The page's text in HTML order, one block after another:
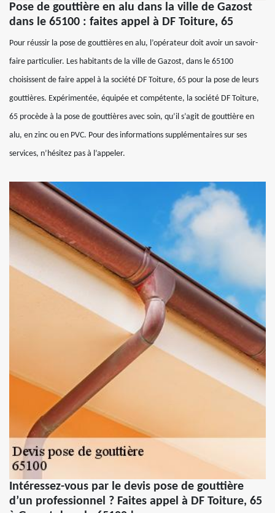
Pose de gouttière en alu dans la ville de Gazost
dans le 65100 : faites appel à DF Toiture, 65
Pour réussir la pose de gouttières en alu, l’opérateur doit avoir un savoir-
faire particulier. Les habitants de la ville de Gazost, dans le 65100
choisissent de faire appel à la société DF Toiture, 65 pour la pose de leurs
gouttières. Expérimentée, équipée et compétente, la société DF Toiture,
65 procède à la pose de gouttières avec soin, qu’il s’agit de gouttière en
alu, en zinc ou en PVC. Pour des informations supplémentaires sur ses
services, n’hésitez pas à l’appeler.
Intéressez-vous par le devis pose de gouttière
d’un professionnel ? Faites appel à DF Toiture, 65